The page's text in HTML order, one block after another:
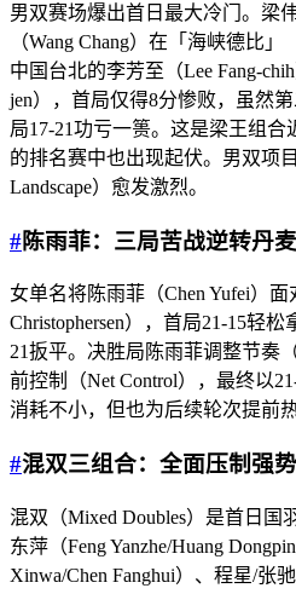
男双赛场爆出首日最大冷门。梁
（Wang Chang）在「海峡德比」
中国台北的李芳至（Lee Fang-
jen），首局仅得8分惨败，虽然
局17-21功亏一篑。这是梁王组
的排名赛中也出现起伏。男双项
Landscape）愈发激烈。
#陈雨菲：三局苦战逆转丹
女单名将陈雨菲（Chen Yufei）
Christophersen），首局21-15轻
21扳平。决胜局陈雨菲调整节奏
前控制（Net Control），最终以
消耗不小，但也为后续轮次提前热
#混双三组合：全面压制强
混双（Mixed Doubles）是首日国
东萍（Feng Yanzhe/Huang
Xinwa/Chen Fanghui）、程星/张